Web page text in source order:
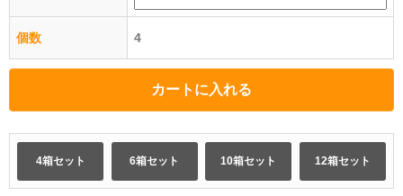
個数 4
4箱セット 6箱セット 10箱セット 12箱セット